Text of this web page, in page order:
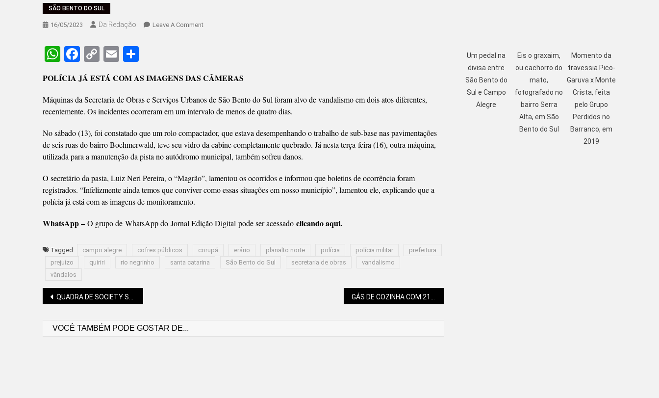
SÃO BENTO DO SUL
16/05/2023 Da Redação Leave A CommentOn
SECRETARIA
OBRAS
WhatsApp
Facebook
Copy
Link
Email
POLÍCIA JÁ ESTÁ COM AS IMAGENS DAS CÂMERAS
Máquinas da Secretaria de Obras e Serviços Urbanos de São Bento do Sul foram alvo de vandalismo em dois atos diferentes,
recentemente. Os incidentes ocorreram em um intervalo de menos de quatro dias.
No sábado (13), foi constatado que um rolo compactador, que estava desempenhando o trabalho de sub-base nas pavimentações
de seis ruas do bairro Boehmerwald, teve seu vidro da cabine completamente quebrado. Já nesta terça-feira (16), outra máquina,
utilizada para a manutenção da pista no autódromo municipal, também sofreu danos.
O secretário da pasta, Luiz Neri Pereira, o “Magrão”, lamentou os ocorridos e informou que boletins de ocorrência foram
registrados. “Infelizmente ainda temos que conviver como essas situações em nosso município”, lamentou ele, explicando que a
polícia já está com as imagens de monitoramento.
WhatsApp – O grupo de WhatsApp do Jornal Edição Digital pode ser acessado clicando aqui.
Tagged campo alegre cofres públicos corupá erário planalto norte polícia polícia militar
prefeitura
prejuízo
quiriri rio negrinho santa catarina São Bento do Sul secretaria de obras
vandalismo
vândalos
Navegação
QUADRA DE SOCIETY SEGUE EM CONSTRUÇÃO
VOCÊ TAMBÉM PODE GOSTAR DE...
Um pedal na
divisa entre
São Bento do
Sul e Campo
Alegre
Eis o graxaim,
ou cachorro do
mato,
fotografado no
bairro Serra
Alta, em São
Bento do Sul
Momento da
travessia Pico-
Garuva x Monte
Crista, feita
pelo Grupo
Perdidos no
Barranco, em
2019